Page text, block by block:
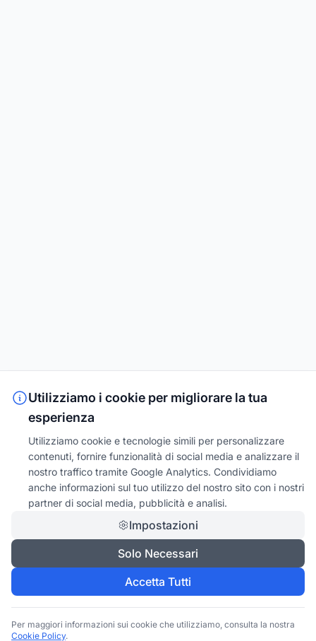
Utilizziamo i cookie per migliorare la tua
esperienza
Utilizziamo cookie e tecnologie simili per personalizzare
contenuti, fornire funzionalità di social media e analizzare il
nostro traffico tramite Google Analytics. Condividiamo
anche informazioni sul tuo utilizzo del nostro sito con i nostri
partner di social media, pubblicità e analisi.
Impostazioni
Solo Necessari
Accetta Tutti
Per maggiori informazioni sui cookie che utilizziamo, consulta la nostra
Cookie Policy.